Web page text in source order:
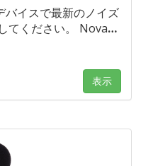
バイスで最新のノイズ
てください。 Nova…
表示